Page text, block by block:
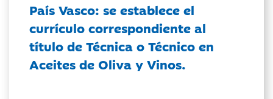
País Vasco: se establece el
currículo correspondiente al
título de Técnica o Técnico en
Aceites de Oliva y Vinos.